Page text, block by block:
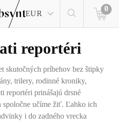
EUR
0
reportéri
skutočných príbehov bez štipky
trilery, rodinné kroniky,
reportéri prinášajú drsné
spoločne učíme žiť. Ľahko ich
i do zadného vrecka